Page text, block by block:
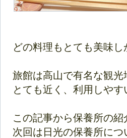
どの料理もとても美味
旅館は高山で有名な観
とても近く、利用しや
この記事から保養所の
次回は日光の保養所に